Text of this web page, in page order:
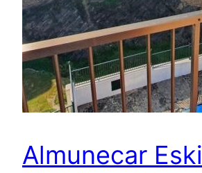
Almunecar Eski